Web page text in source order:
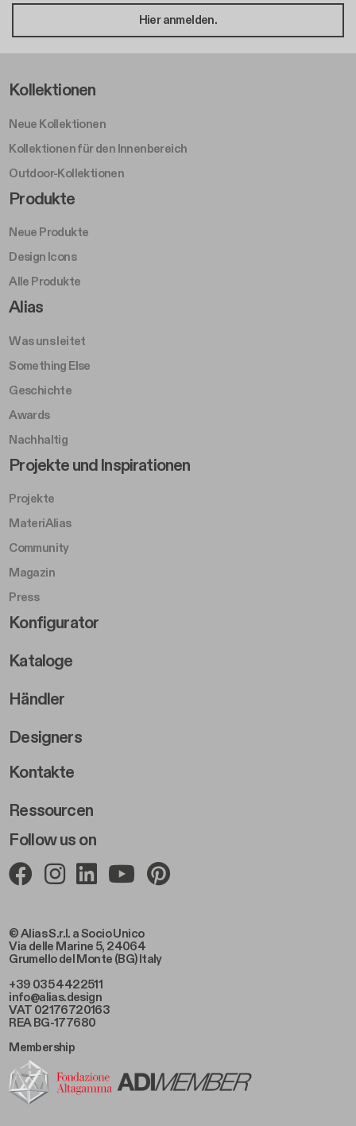
Hier anmelden.
© Alias S.r.l. a Socio Unico
Via delle Marine 5, 24064
Grumello del Monte (BG) Italy
+39 035 4422511
info@alias.design
VAT 02176720163
REA BG-177680
Footer Left Middle A
Kollektionen
Neue Kollektionen
Kollektionen für den Innenbereich
Outdoor-Kollektionen
Footer Right Middle A
Produkte
Neue Produkte
Design Icons
Alle Produkte
Footer Right A
Alias
Was uns leitet
Something Else
Geschichte
Awards
Nachhaltig
Follow us on
Footer Left Middle B
Projekte und Inspirationen
Projekte
MateriAlias
Community
Magazin
Press
Footer Right Middle B
Konfigurator
Kataloge
Händler
Designers
Footer Right 2
Kontakte
Ressourcen
Membership